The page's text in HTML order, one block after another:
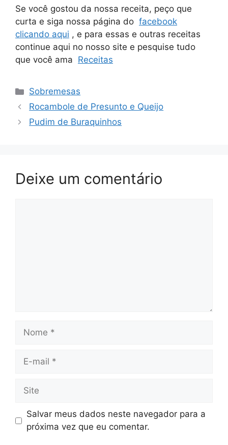
Se você gostou da nossa receita, peço que
curta e siga nossa página do facebook
clicando aqui , e para essas e outras receitas
continue aqui no nosso site e pesquise tudo
que você ama Receitas
Categorias
Sobremesas
Rocambole de Presunto e Queijo
Pudim de Buraquinhos
Deixe um comentário
Nome
Site
Salvar meus dados neste navegador para a
próxima vez que eu comentar.